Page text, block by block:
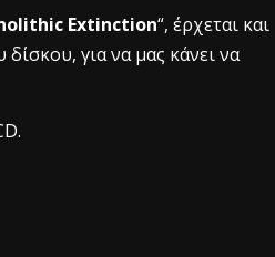
Extinction“, έρχεται και
για να μας κάνει να